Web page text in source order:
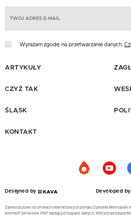
Wyrażam zgodę na przetwarzanie danych.
ARTYKUŁY
CZYŻ TAK
ŚLĄSK
KONTAKT
Designed by Developed
Zamieszczone na stronach internetowych portalu Dziennik Metropolii
element Serwisów PAP, będących bazami danych, których